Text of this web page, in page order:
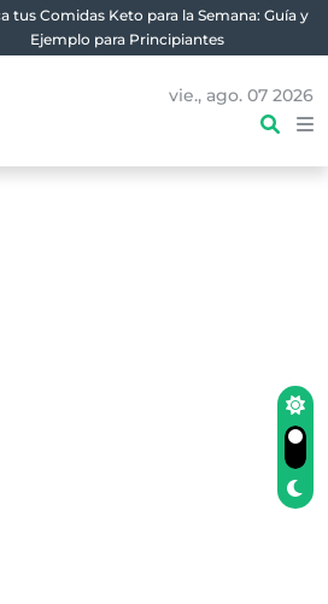
tus Comidas Keto para la Semana: Guía y
Ejemplo para Principiantes
vie., ago. 07 2026